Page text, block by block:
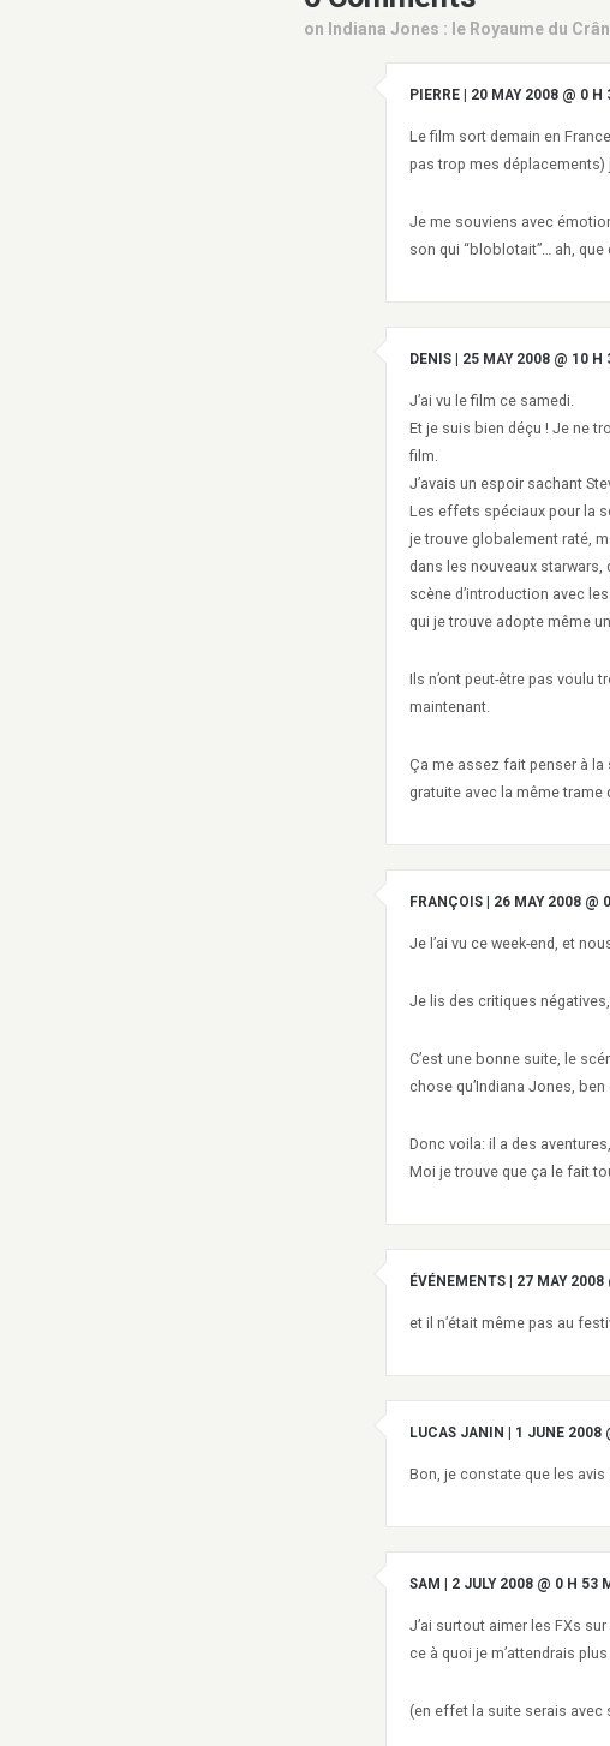
on Indiana Jones : le Royaume du
PIERRE 20 MAY 2008 @ 0 H
Le film sort demain en
pas trop mes déplacements)
Je me souviens avec
son qui “bloblotait”… ah, que
DENIS 25 MAY 2008 @ 10 H
J’ai vu le film ce samedi.
Et je suis bien déçu ! Je ne
film.
J’avais un espoir sachant
Les effets spéciaux pour la
je trouve globalement raté,
dans les nouveaux starwars,
scène d’introduction avec
qui je trouve adopte même
Ils n’ont peut-être pas voulu
maintenant.
Ça me assez fait penser à la
gratuite avec la même
FRANÇOIS 26 MAY 2008 @
Je l’ai vu ce week-end, et
Je lis des critiques
C’est une bonne suite, le
chose qu’Indiana Jones,
Donc voila: il a des
Moi je trouve que ça le fait
ÉVÉNEMENTS 27 MAY 2008
et il n’était même pas au
LUCAS JANIN 1 JUNE 2008
Bon, je constate que les
SAM 2 JULY 2008 @ 0 H 53
J’ai surtout aimer les FXs
ce à quoi je m’attendrais
(en effet la suite serais avec